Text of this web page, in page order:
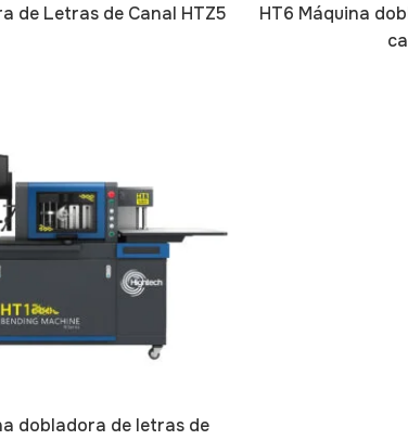
de Letras de Canal HTZ5
HT6 Máquina
dobladora de letras de